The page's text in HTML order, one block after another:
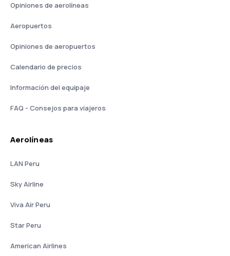
Opiniones de aerolíneas
Aeropuertos
Opiniones de aeropuertos
Calendario de precios
Información del equipaje
FAQ - Consejos para viajeros
Aerolíneas
LAN Peru
Sky Airline
Viva Air Peru
Star Peru
American Airlines